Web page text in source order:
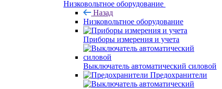
Низковольтное оборудование
Назад
Низковольтное оборудование
Приборы измерения и учета
Выключатель автоматический силовой
Предохранители